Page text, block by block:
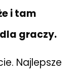
i tam
graczy.
Najlepsze